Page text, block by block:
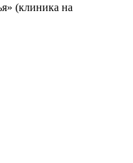
(клиника на